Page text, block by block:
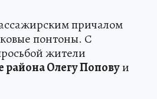
причалом
понтоны. С
жители
района Олегу Поповуи